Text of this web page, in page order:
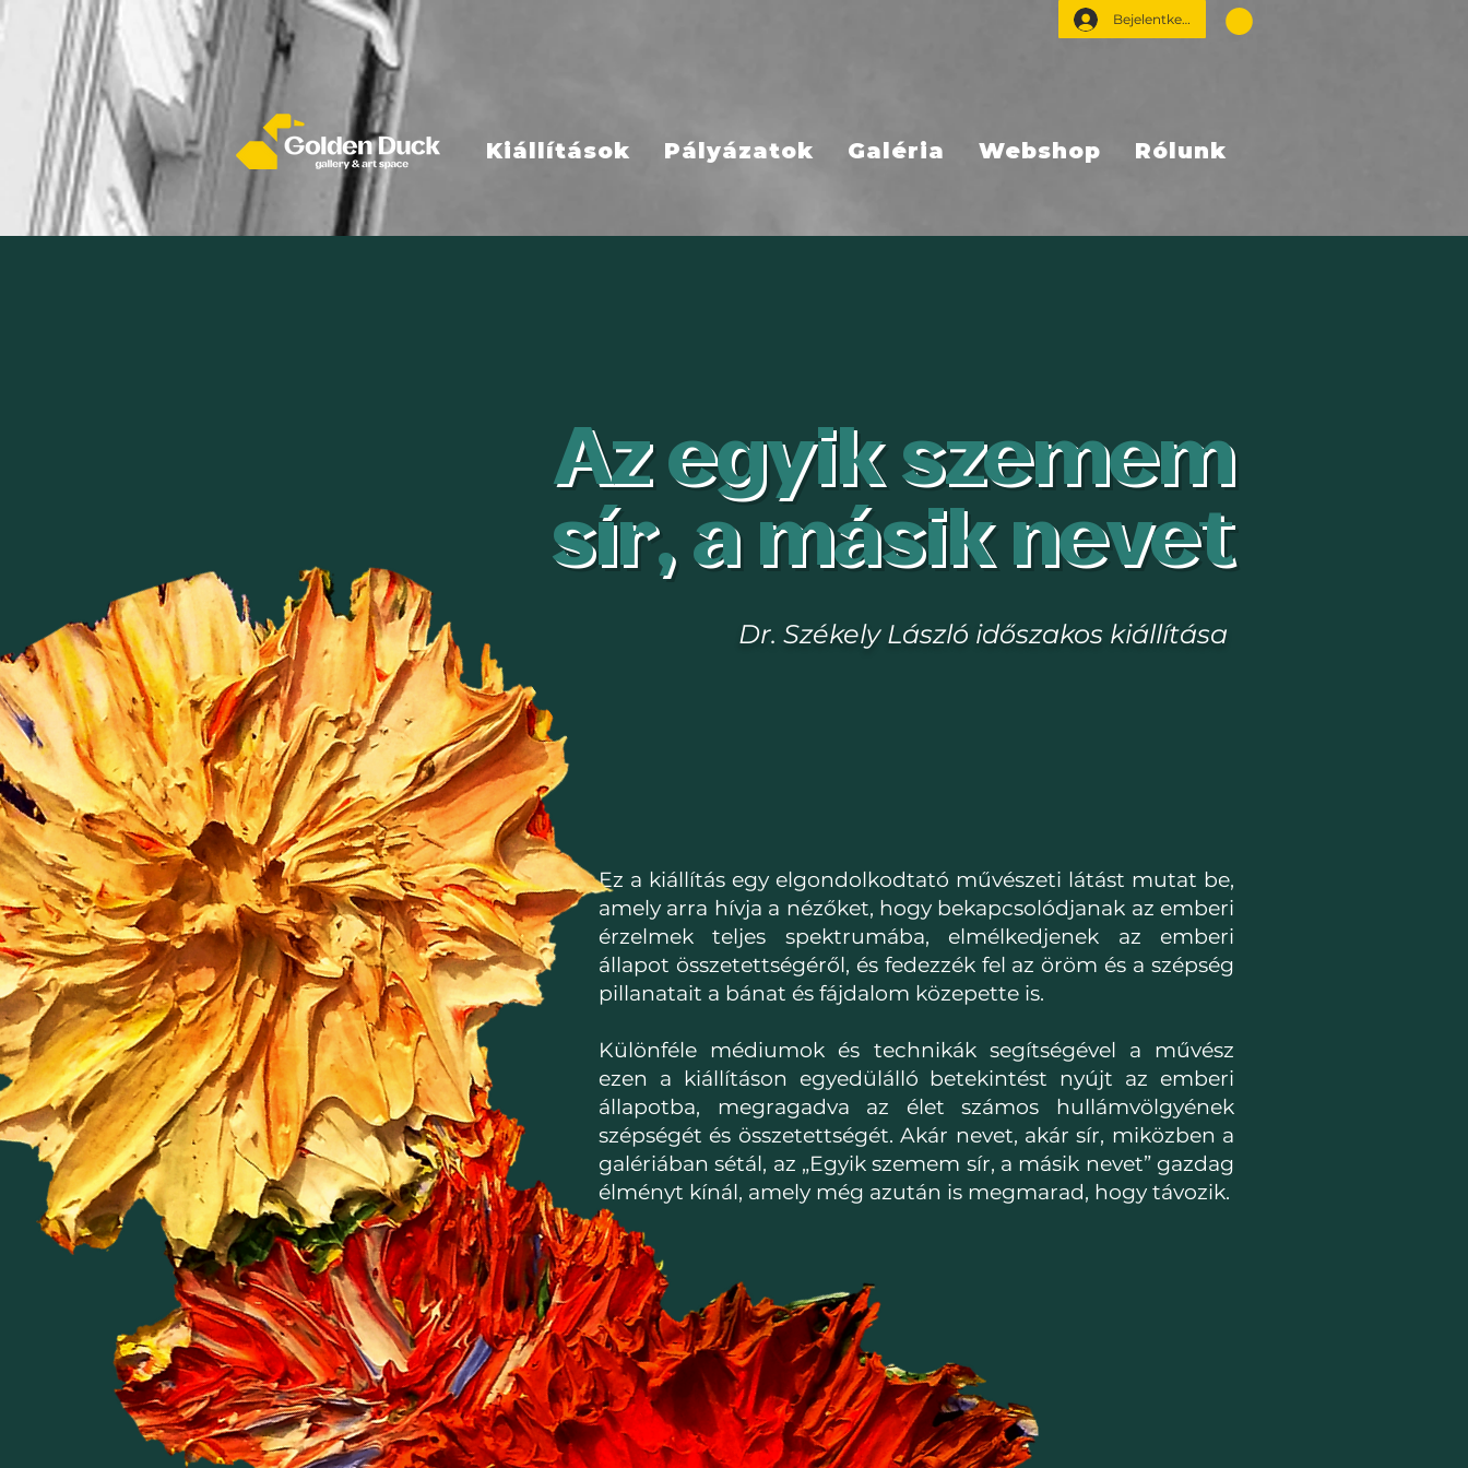
Bejelentkezés
Kiállítások Pályázatok Galéria Webshop Rólunk
Az egyik szemem
sír, a másik nevet
Dr. Székely László időszakos kiállítása
Ez a kiállítás egy elgondolkodtató művészeti látást mutat be,
amely arra hívja a nézőket, hogy bekapcsolódjanak az emberi
érzelmek teljes spektrumába, elmélkedjenek az emberi
állapot összetettségéről, és fedezzék fel az öröm és a szépség
pillanatait a bánat és fájdalom közepette is.
Különféle médiumok és technikák segítségével a művész
ezen a kiállításon egyedülálló betekintést nyújt az emberi
állapotba, megragadva az élet számos hullámvölgyének
szépségét és összetettségét. Akár nevet, akár sír, miközben a
galériában sétál, az „Egyik szemem sír, a másik nevet” gazdag
élményt kínál, amely még azután is megmarad, hogy távozik.